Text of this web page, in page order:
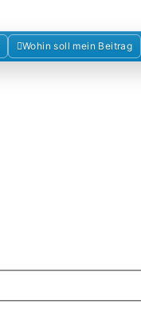
Wohin soll mein Beitrag